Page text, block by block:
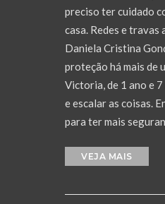
preciso ter cuidado
casa. Redes e travas
Daniela Cristina
proteção há mais de
Victoria, de 1 ano e 7
e escalar as coisas.
para ter mais
VEJA MAIS